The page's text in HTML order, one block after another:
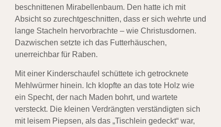
beschnittenen Mirabellenbaum. Den hatte ich mit
Absicht so zurechtgeschnitten, dass er sich wehrte und
lange Stacheln hervorbrachte – wie Christusdornen.
Dazwischen setzte ich das Futterhäuschen,
unerreichbar für Raben.
Mit einer Kinderschaufel schüttete ich getrocknete
Mehlwürmer hinein. Ich klopfte an das tote Holz wie
ein Specht, der nach Maden bohrt, und wartete
versteckt. Die kleinen Verdrängten verständigten sich
mit leisem Piepsen, als das „Tischlein gedeckt“ war,